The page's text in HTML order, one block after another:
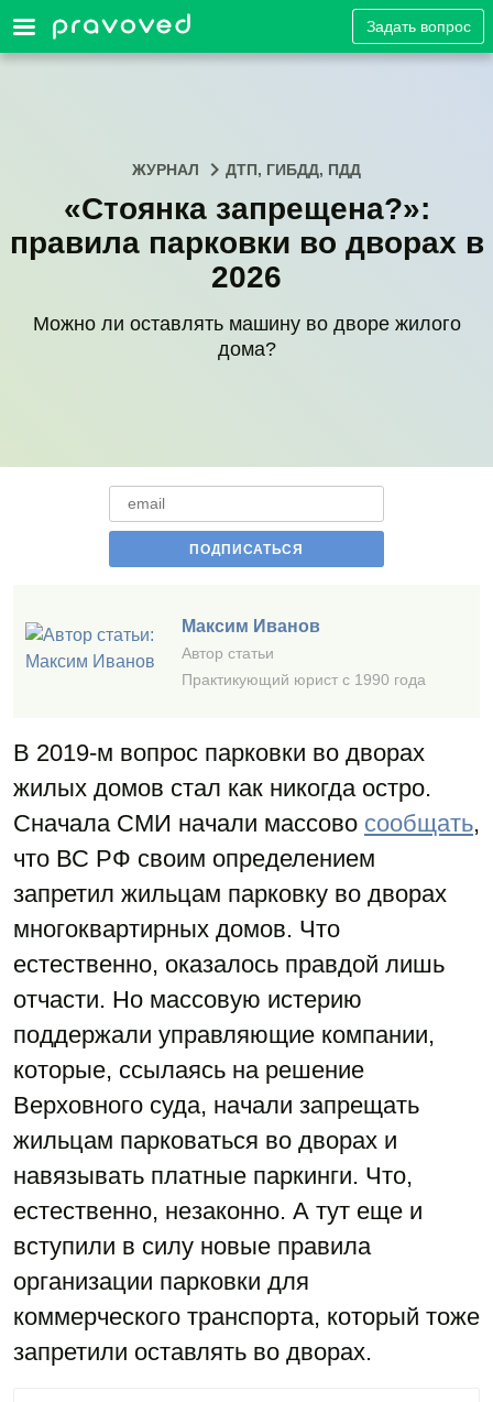
Задать вопрос
ЖУРНАЛ ДТП, ГИБДД, ПДД
«Стоянка запрещена?»:
правила парковки во дворах в
2026
Можно ли оставлять машину во дворе жилого
дома?
Максим Иванов
Автор статьи
Практикующий юрист с 1990 года
В 2019-м вопрос парковки во дворах
жилых домов стал как никогда остро.
Сначала СМИ начали массово сообщать,
что ВС РФ своим определением
запретил жильцам парковку во дворах
многоквартирных домов. Что
естественно, оказалось правдой лишь
отчасти. Но массовую истерию
поддержали управляющие компании,
которые, ссылаясь на решение
Верховного суда, начали запрещать
жильцам парковаться во дворах и
навязывать платные паркинги. Что,
естественно, незаконно. А тут еще и
вступили в силу новые правила
организации парковки для
коммерческого транспорта, который тоже
запретили оставлять во дворах.